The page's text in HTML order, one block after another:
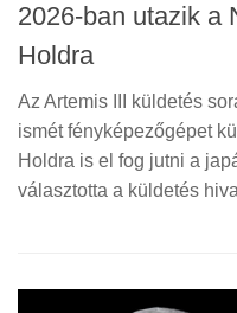
2026-ban utazik a
Holdra
Az Artemis III küldetés
ismét fényképezőgépet
Holdra is el fog jutni a
választotta a küldetés